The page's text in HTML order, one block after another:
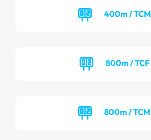
400m / TCM
800m / TCF
800m / TCM